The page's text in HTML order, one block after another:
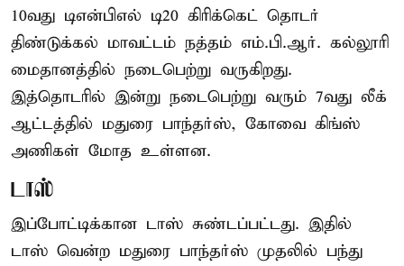
10வது டிஎன்பிஎல் டி20 கிரிக்கெட் தொடர்
திண்டுக்கல் மாவட்டம் நத்தம் எம்.பி.ஆர். கல்லூரி
மைதானத்தில் நடைபெற்று வருகிறது.
இத்தொடரில் இன்று நடைபெற்று வரும் 7வது லீக்
ஆட்டத்தில் மதுரை பாந்தர்ஸ், கோவை கிங்ஸ்
அணிகள் மோத உள்ளன.
டாஸ்
இப்போட்டிக்கான டாஸ் சுண்டப்பட்டது. இதில்
டாஸ் வென்ற மதுரை பாந்தர்ஸ் முதலில் பந்து